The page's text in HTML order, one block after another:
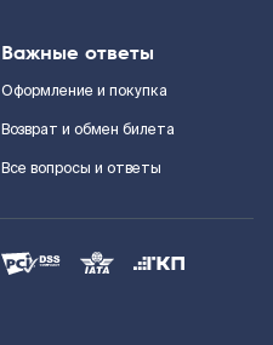
Важные ответы
Оформление и покупка
Возврат и обмен билета
Все вопросы и ответы